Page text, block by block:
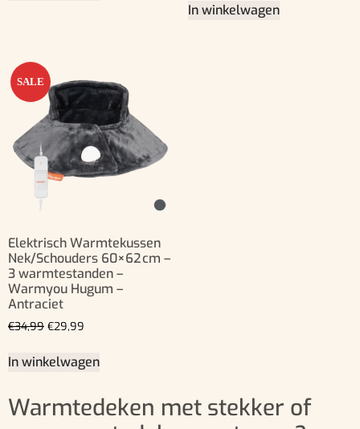
In winkelwagen
SALE
Elektrisch Warmtekussen
Nek/Schouders 60×62 cm –
3 warmtestanden –
Warmyou Hugum –
Antraciet
€34,99 €29,99
In winkelwagen
Warmtedeken met stekker of